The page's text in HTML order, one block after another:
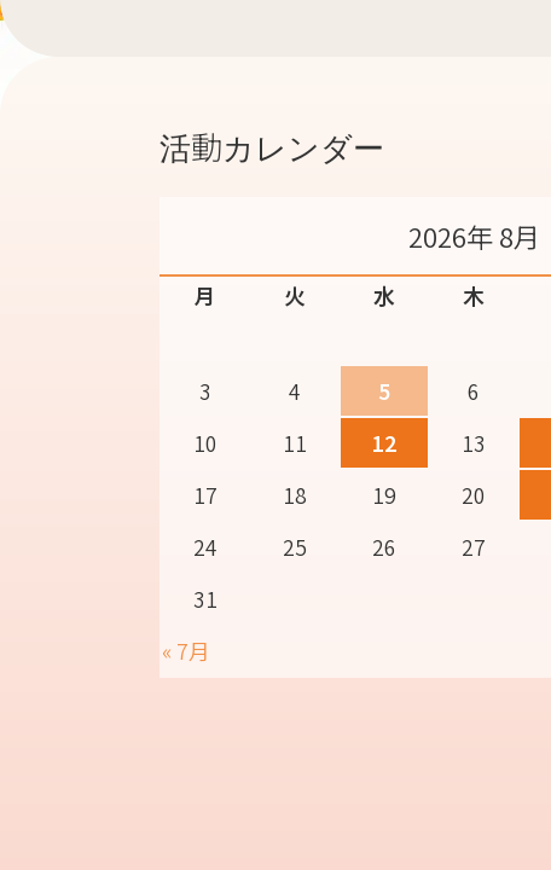
活動カレンダー
2026年 8月
月 火 水 木
3
4 5 6
10
11 12 13
17
18 19 20
24
25 26 27
31
« 7月